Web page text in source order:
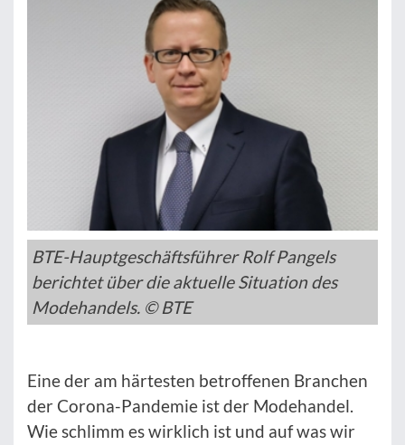
BTE-Hauptgeschäftsführer Rolf Pangels
berichtet über die aktuelle Situation des
Modehandels. © BTE
Eine der am härtesten betroffenen Branchen
der Corona-Pandemie ist der Modehandel.
Wie schlimm es wirklich ist und auf was wir